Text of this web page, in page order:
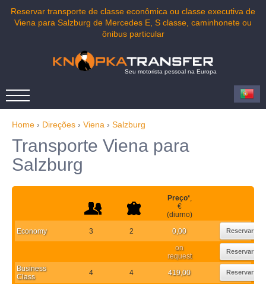
Reservar transporte de classe econômica ou classe executiva de
Viena para Salzburg de Mercedes E, S classe, caminhonete ou
ônibus particular
Seu motorista pessoal na Europa
Home › Direções › Viena › Salzburg
Transporte Viena para
Salzburg
Preço*,
€
(diurno)
Economy
3 2 0,00 Reservar
on
request
Reservar
Business
Class
4 4 419,00 Reservar